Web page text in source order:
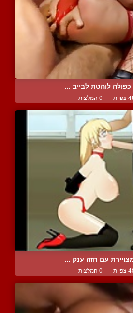
לוהטת לבייב ...
| 0 המלצות
עם חזה ענק ...
| 0 המלצות